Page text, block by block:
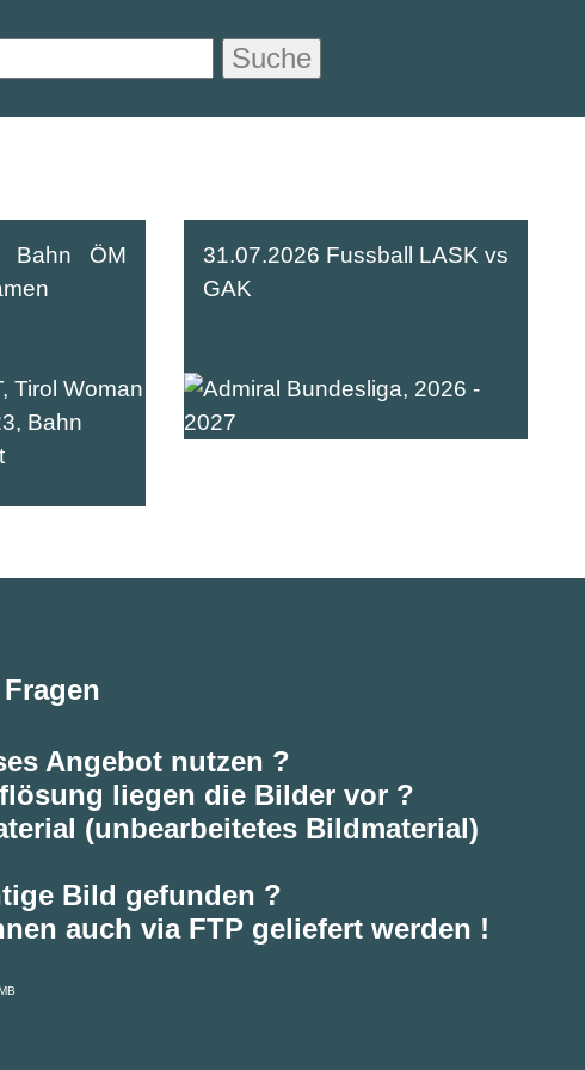
Suche
Bahn ÖM
31.07.2026 Fussball LASK vs
GAK
Angebot nutzen ?
liegen die Bilder vor ?
(unbearbeitetes Bildmaterial)
Bild gefunden ?
auch via FTP geliefert werden !